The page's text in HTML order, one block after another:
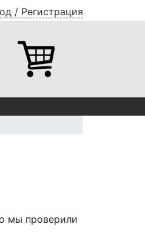
/ Регистрация
мы проверили